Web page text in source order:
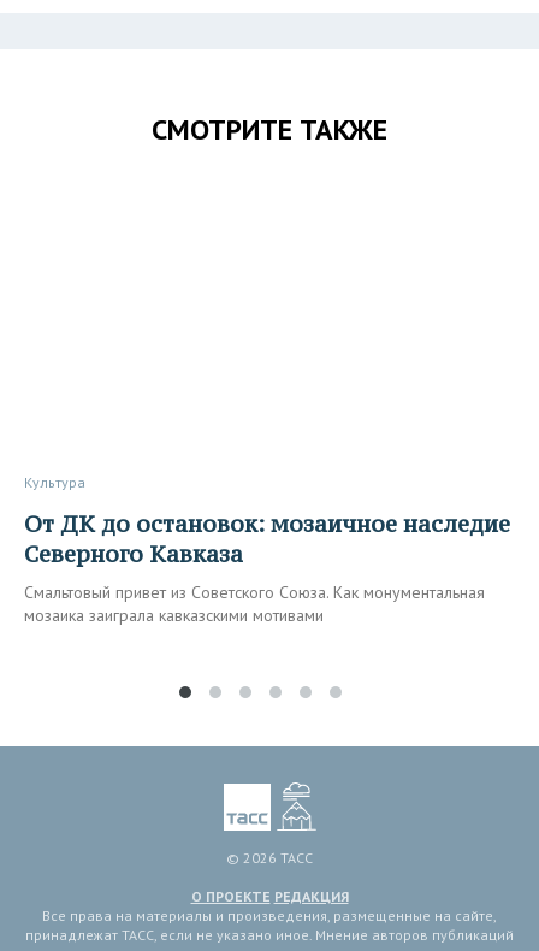
СМОТРИТЕ ТАКЖЕ
Культура
От ДК до остановок: мозаичное наследие
Северного Кавказа
Смальтовый привет из Советского Союза. Как монументальная
мозаика заиграла кавказскими мотивами
© 2026 ТАСС
О ПРОЕКТЕ РЕДАКЦИЯ
Все права на материалы и произведения, размещенные на сайте,
принадлежат ТАСС, если не указано иное. Мнение авторов публикаций